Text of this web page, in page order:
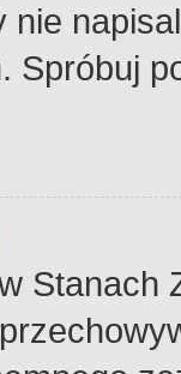
nie
Spróbuj
Stanach